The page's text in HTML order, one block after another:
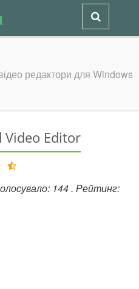
редактори для Windows
Video Editor
144. Рейтинг: